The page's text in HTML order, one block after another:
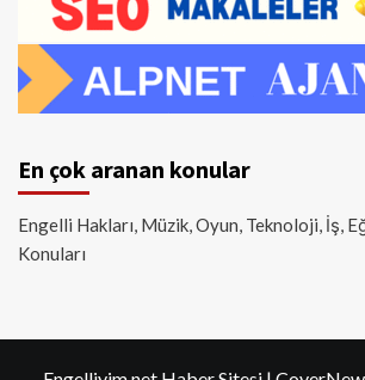
En çok aranan konular
Engelli Hakları, Müzik, Oyun, Teknoloji, İş,
Konuları